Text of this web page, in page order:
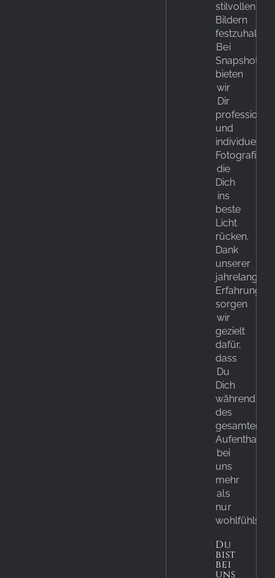
stilvollen
Bildern
festzuhalten.
Bei
bieten
wir
Dir
und
individuelle
Fotografie,
die
Dich
ins
beste
Licht
rücken.
Dank
unserer
jahrelangen
Erfahrung
sorgen
wir
gezielt
dafür,
dass
Du
Dich
während
des
gesamten
Aufenthalt
bei
uns
mehr
als
nur
wohlfühlst.
Du
bist
bei
uns